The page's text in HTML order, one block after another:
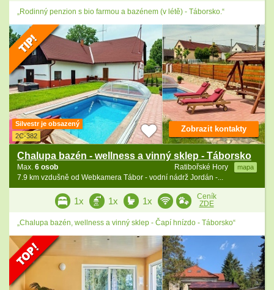
„Rodinný penzion s bio farmou a bazénem (v létě) - Táborsko.“
Silvestr je obsazený
2C-382
Chalupa bazén - wellness a vinný sklep - Táborsko
Ratibořské Hory mapa
Max. 6 osob
7.9 km vzdušně od Webkamera Tábor - vodní nádrž Jordán -...
Zobrazit kontakty
1x 1x 1x
Ceník
ZDE
„Chalupa bazén, wellness a vinný sklep - Čapí hnízdo - Táborsko“